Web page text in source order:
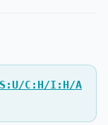
C:H/I:H/A